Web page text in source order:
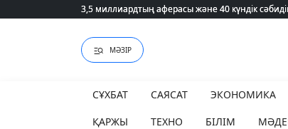
3,5 миллиардтың аферасы және 40 күндік
3,5 миллиардтың аферасы және 40 күндік
МӘЗІР
СҰХБАТ САЯСАТ ЭКОНОМИКА
ҚАРЖЫ
ТЕХНО БІЛІМ